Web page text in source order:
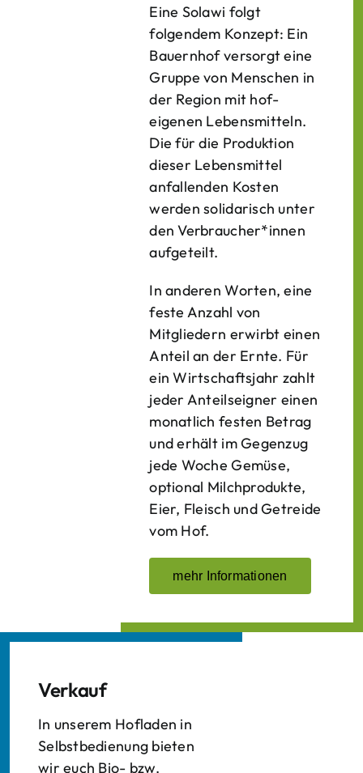
Eine Solawi folgt
folgendem Konzept: Ein
Bauern­hof versorgt eine
Gruppe von Menschen in
der Region mit hof­
eigenen Lebens­mitteln.
Die für die Produktion
dieser Lebens­mittel
anfallenden Kosten
werden solidarisch unter
den Verbraucher*­innen
aufgeteilt.
In anderen Worten, eine
feste Anzahl von
Mitgliedern erwirbt einen
Anteil an der Ernte. Für
ein Wirtschaftsjahr zahlt
jeder Anteilseigner einen
monatlich festen Betrag
und erhält im Gegenzug
jede Woche Gemüse,
optional Milchprodukte,
Eier, Fleisch und Getreide
vom Hof.
mehr Informationen
Verkauf
In unserem Hofladen in
Selbstbedienung bieten
wir euch Bio- bzw.